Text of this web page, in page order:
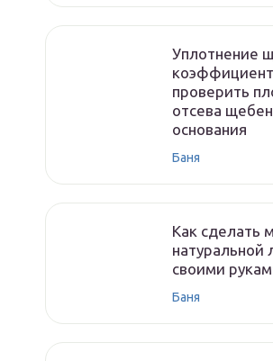
Уплотнение
коэффициент
проверить
отсева
основания
Баня
Как сделать
своими
Баня